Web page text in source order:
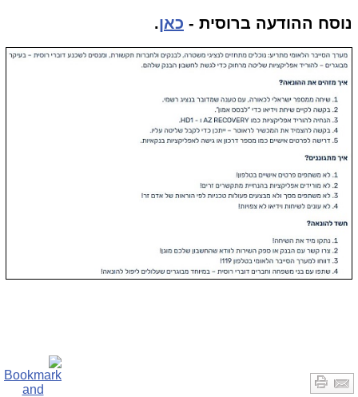
נוסח ההודעה ברוסית - כאן.